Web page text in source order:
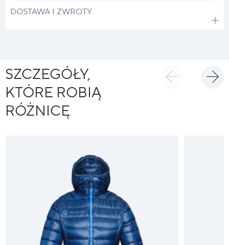
DOSTAWA I ZWROTY
SZCZEGÓŁY,
KTÓRE ROBIĄ
RÓŻNICĘ